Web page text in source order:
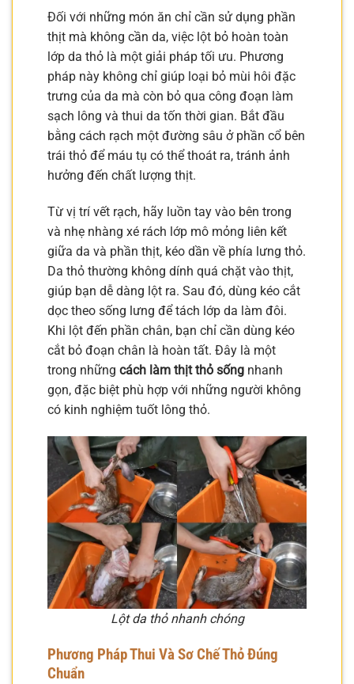
Đối với những món ăn chỉ cần sử dụng phần
thịt mà không cần da, việc lột bỏ hoàn toàn
lớp da thỏ là một giải pháp tối ưu. Phương
pháp này không chỉ giúp loại bỏ mùi hôi đặc
trưng của da mà còn bỏ qua công đoạn làm
sạch lông và thui da tốn thời gian. Bắt đầu
bằng cách rạch một đường sâu ở phần cổ bên
trái thỏ để máu tụ có thể thoát ra, tránh ảnh
hưởng đến chất lượng thịt.
Từ vị trí vết rạch, hãy luồn tay vào bên trong
và nhẹ nhàng xé rách lớp mô mỏng liên kết
giữa da và phần thịt, kéo dần về phía lưng thỏ.
Da thỏ thường không dính quá chặt vào thịt,
giúp bạn dễ dàng lột ra. Sau đó, dùng kéo cắt
dọc theo sống lưng để tách lớp da làm đôi.
Khi lột đến phần chân, bạn chỉ cần dùng kéo
cắt bỏ đoạn chân là hoàn tất. Đây là một
trong những cách làm thịt thỏ sống nhanh
gọn, đặc biệt phù hợp với những người không
có kinh nghiệm tuốt lông thỏ.
Lột da thỏ nhanh chóng
Phương Pháp Thui Và Sơ Chế Thỏ Đúng
Chuẩn